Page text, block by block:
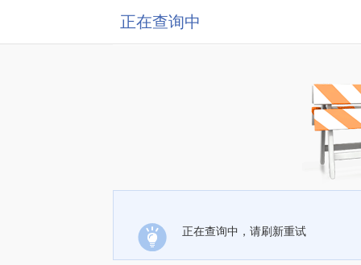
正在查询中
正在查询中，请刷新重试